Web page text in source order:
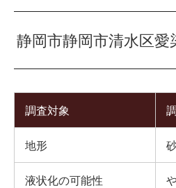
静岡市静岡市清水区愛
調査対象
地形
液状化の可能性